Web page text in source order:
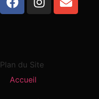
Plan du Site
Accueil